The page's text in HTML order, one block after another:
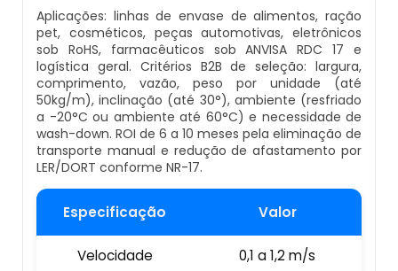
Dosador De Rosca
Pesadoras Automáticas
Embaladora De Graos
Seladora Automática Com Esteira
Embaladora De Pao
Esteira Alimentadora
Datador Automático A Venda
Datador Termo Transferência
Fornecedor Datador Automático
Datador De Caixas
Empresa De Datador Inkjet
Máquina Datadora Preço
Aplicações: linhas de envase de alimentos, ração
pet, cosméticos, peças automotivas, eletrônicos
sob RoHS, farmacêuticos sob ANVISA RDC 17 e
logística geral. Critérios B2B de seleção: largura,
comprimento, vazão, peso por unidade (até
50kg/m), inclinação (até 30°), ambiente (resfriado
a -20°C ou ambiente até 60°C) e necessidade de
wash-down. ROI de 6 a 10 meses pela eliminação de
transporte manual e redução de afastamento por
LER/DORT conforme NR-17.
Especificação Valor
Velocidade 0,1 a 1,2 m/s